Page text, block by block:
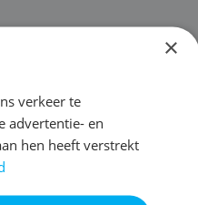
×
verkeer te
advertentie- en
hen heeft verstrekt